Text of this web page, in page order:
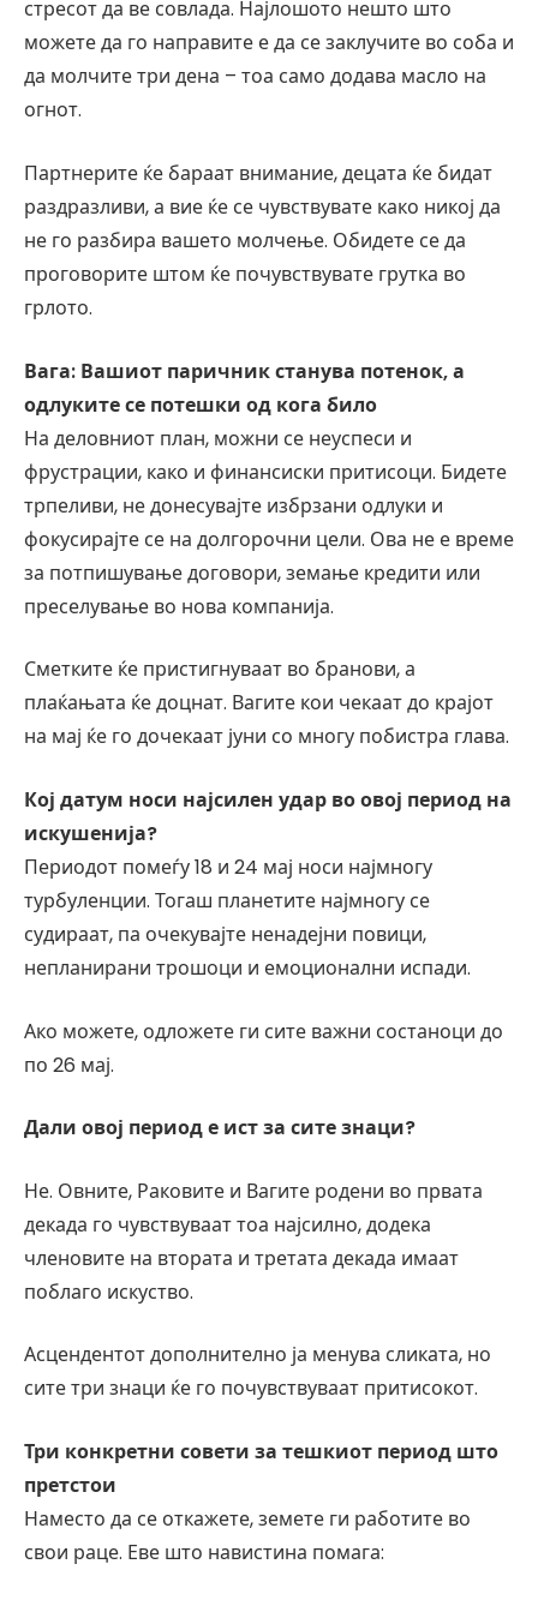
стресот да ве совлада. Најлошото нешто што
можете да го направите е да се заклучите во соба и
да молчите три дена – тоа само додава масло на
огнот.
Партнерите ќе бараат внимание, децата ќе бидат
раздразливи, а вие ќе се чувствувате како никој да
не го разбира вашето молчење. Обидете се да
проговорите штом ќе почувствувате грутка во
грлото.
Вага: Вашиот паричник станува потенок, а
одлуките се потешки од кога било
На деловниот план, можни се неуспеси и
фрустрации, како и финансиски притисоци. Бидете
трпеливи, не донесувајте избрзани одлуки и
фокусирајте се на долгорочни цели. Ова не е време
за потпишување договори, земање кредити или
преселување во нова компанија.
Сметките ќе пристигнуваат во бранови, а
плаќањата ќе доцнат. Вагите кои чекаат до крајот
на мај ќе го дочекаат јуни со многу побистра глава.
Кој датум носи најсилен удар во овој период на
искушенија?
Периодот помеѓу 18 и 24 мај носи најмногу
турбуленции. Тогаш планетите најмногу се
судираат, па очекувајте ненадејни повици,
непланирани трошоци и емоционални испади.
Ако можете, одложете ги сите важни состаноци до
по 26 мај.
Дали овој период е ист за сите знаци?
Не. Овните, Раковите и Вагите родени во првата
декада го чувствуваат тоа најсилно, додека
членовите на втората и третата декада имаат
поблаго искуство.
Асцендентот дополнително ја менува сликата, но
сите три знаци ќе го почувствуваат притисокот.
Три конкретни совети за тешкиот период што
претстои
Наместо да се откажете, земете ги работите во
свои раце. Еве што навистина помага: